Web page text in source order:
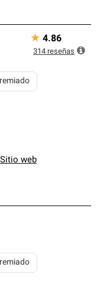
Sitio web
★ 4.86
314 reseñas